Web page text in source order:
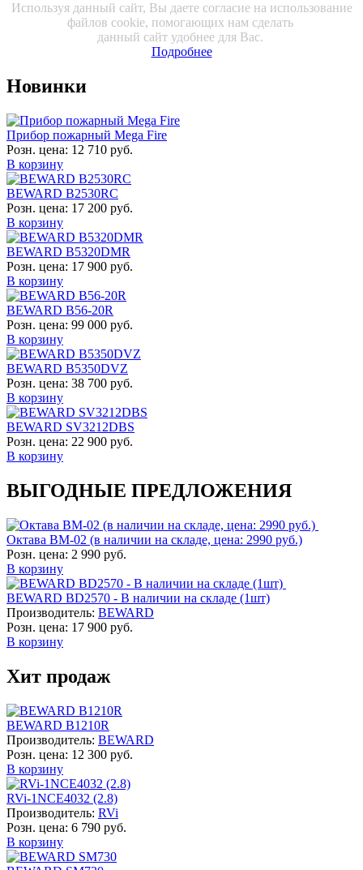
Используя данный сайт, Вы даете согласие на использование
файлов cookie, помогающих нам сделать
данный сайт удобнее для Вас.
Подробнее
Новинки
Прибор пожарный Mega Fire
Розн. цена: 12 710 руб.
В корзину
BEWARD B2530RC
Розн. цена: 17 200 руб.
В корзину
BEWARD B5320DMR
Розн. цена: 17 900 руб.
В корзину
BEWARD B56-20R
Розн. цена: 99 000 руб.
В корзину
BEWARD B5350DVZ
Розн. цена: 38 700 руб.
В корзину
BEWARD SV3212DBS
Розн. цена: 22 900 руб.
В корзину
ВЫГОДНЫЕ ПРЕДЛОЖЕНИЯ
Октава ВМ-02 (в наличии на складе, цена: 2990 руб.)
Розн. цена: 2 990 руб.
В корзину
BEWARD BD2570 - В наличии на складе (1шт)
Производитель: BEWARD
Розн. цена: 17 900 руб.
В корзину
Хит продаж
BEWARD B1210R
Производитель: BEWARD
Розн. цена: 12 300 руб.
В корзину
RVi-1NCE4032 (2.8)
Производитель: RVi
Розн. цена: 6 790 руб.
В корзину